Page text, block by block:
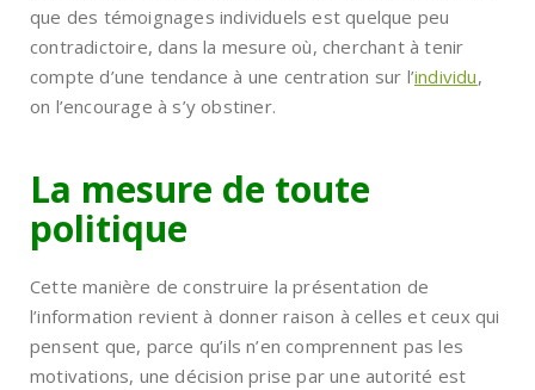
que des témoignages individuels est quelque peu
contradictoire, dans la mesure où, cherchant à tenir
compte d’une tendance à une centration sur l’individu,
on l’encourage à s’y obstiner.
La mesure de toute
politique
Cette manière de construire la présentation de
l’information revient à donner raison à celles et ceux qui
pensent que, parce qu’ils n’en comprennent pas les
motivations, une décision prise par une autorité est